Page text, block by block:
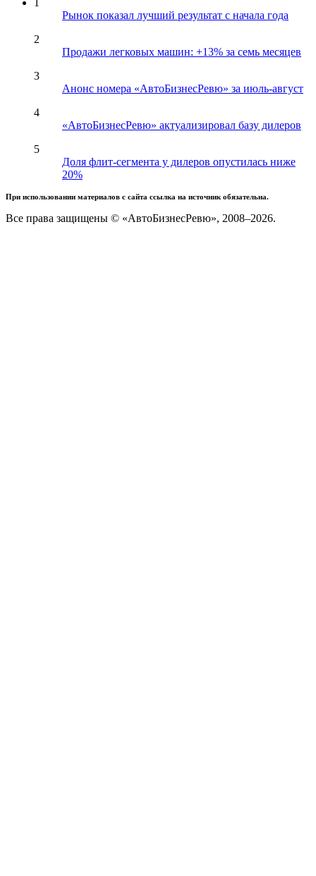
Рынок показал лучший результат с начала года
2
Продажи легковых машин: +13% за семь месяцев
3
Анонс номера «АвтоБизнесРевю» за июль-август
4
«АвтоБизнесРевю» актуализировал базу дилеров
5
Доля флит-сегмента у дилеров опустилась ниже
20%
При использовании материалов с сайта ссылка на источник обязательна.
Все права защищены © «АвтоБизнесРевю», 2008–2026.